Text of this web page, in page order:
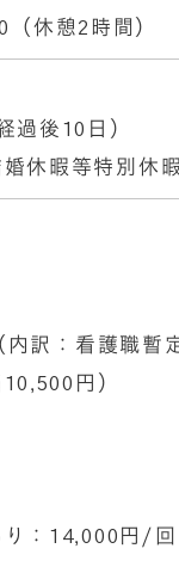
休憩2時間）
過後10日）
休暇等特別休
内訳：看護職暫
円）
：14,000円/回